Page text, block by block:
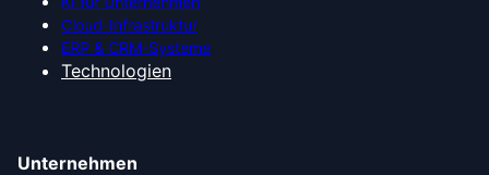
Cloud-Infrastruktur
ERP & CRM-Systeme
Technologien
Unternehmen